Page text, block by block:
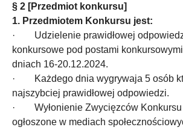
§ 2 [Przedmiot konkursu]
1. Przedmiotem Konkursu jest:
· Udzielenie prawidłowej
konkursowe pod postami
dniach 16-20.12.2024.
· Każdego dnia wygrywaja 5 osób
najszybciej prawidłowej odpowiedzi.
· Wyłonienie Zwycięzców Konkursu
ogłoszone w mediach